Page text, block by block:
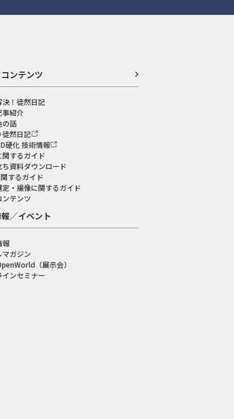
ンテンツ
決！徒然日記
事紹介
の話
徒然日記
硬化 技術情報
関するガイド
ち資料ダウンロード
するガイド
定・撮像に関するガイド
ンテンツ
／イベント
報
マガジン
（展示会）
インセミナー